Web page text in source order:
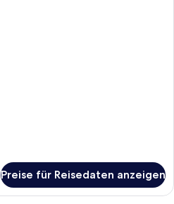
Preise für Reisedaten anzeigen